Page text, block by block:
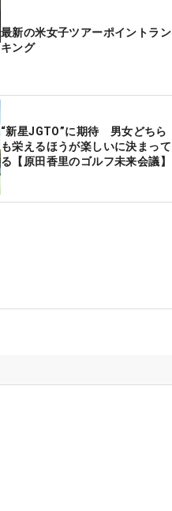
最新の米女子ツアーポイントラン
キング
“新星JGTO”に期待 男女どちら
も栄えるほうが楽しいに決まって
る【原田香里のゴルフ未来会議】